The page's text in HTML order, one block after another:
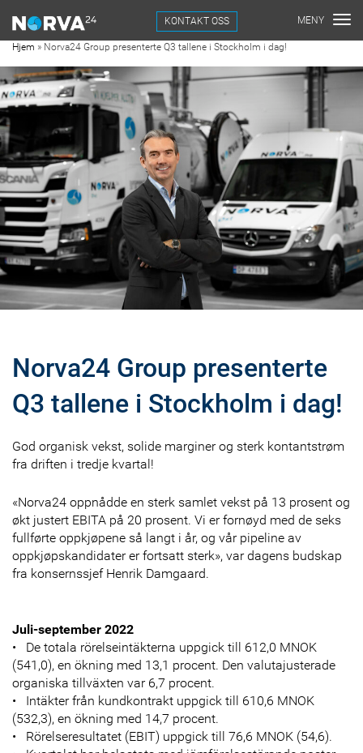
KONTAKT OSS
Hjem » Norva24 Group presenterte Q3 tallene i Stockholm i dag!
Norva24 Group presenterte
Q3 tallene i Stockholm i dag!
God organisk vekst, solide marginer og sterk kontantstrøm
fra driften i tredje kvartal!
«Norva24 oppnådde en sterk samlet vekst på 13 prosent og
økt justert EBITA på 20 prosent. Vi er fornøyd med de seks
fullførte oppkjøpene så langt i år, og vår pipeline av
oppkjøpskandidater er fortsatt sterk», var dagens budskap
fra konsernssjef Henrik Damgaard.
Juli-september 2022
• De totala rörelseintäkterna uppgick till 612,0 MNOK
(541,0), en ökning med 13,1 procent. Den valutajusterade
organiska tillväxten var 6,7 procent.
• Intäkter från kundkontrakt uppgick till 610,6 MNOK
(532,3), en ökning med 14,7 procent.
• Rörelseresultatet (EBIT) uppgick till 76,6 MNOK (54,6).